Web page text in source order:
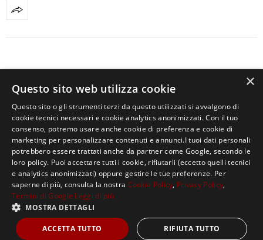
ECOADDA, LA DISCARICA DEI MISTERI
A Soltarico, frazione di Cavenago d’Adda in provincia di
Lodi, la pianura padana non è…
Copyright ©2021, MASTERX Tutti i diritti riservati.
×
Questo sito web utilizza cookie
Questo sito o gli strumenti terzi da questo utilizzati si avvalgono di
cookie tecnici necessari e cookie analytics anonimizzati. Con il tuo
consenso, potremo usare anche cookie di preferenza e cookie di
marketing per personalizzare contenuti e annunci.I tuoi dati personali
potrebbero essere trattati anche da partner come Google, secondo le
loro policy. Puoi accettare tutti i cookie, rifiutarli (eccetto quelli tecnici
e analytics anonimizzati) oppure gestire le tue preferenze. Per
saperne di più, consulta la nostra Cookie Policy, Privacy Policy,
Termini di Google Leggi di più
MOSTRA DETTAGLI
ACCETTA TUTTO RIFIUTA TUTTO